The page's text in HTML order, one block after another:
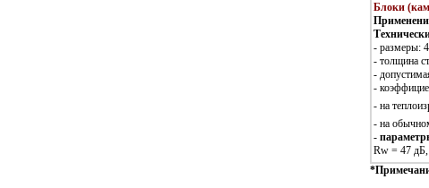
Блоки
- размеры:
- толщина
-
-
- на
- на
-
Rw = 47